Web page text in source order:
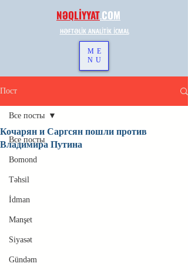
NƏQLİYYAT.COM
HƏFTƏLİK ANALİTİK İCMAL
ME
NU
Пост
Все посты
Bomond
Təhsil
İdman
Manşet
Siyasət
Gündəm
Все посты
Кочарян и Саргсян пошли против
Владимира Путина